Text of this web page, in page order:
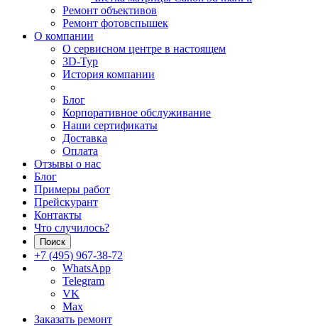
Ремонт объективов
Ремонт фотовспышек
О компании
О сервисном центре в настоящем
3D-Тур
История компании
Блог
Корпоративное обслуживание
Наши сертификаты
Доставка
Оплата
Отзывы о нас
Блог
Примеры работ
Прейскурант
Контакты
Что случилось?
Поиск
+7 (495) 967-38-72
WhatsApp
Telegram
VK
Max
Заказать ремонт